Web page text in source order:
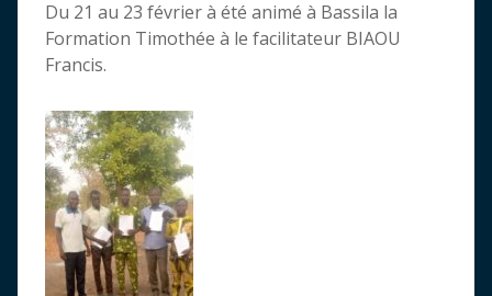
Du 21 au 23 février à été animé à Bassila la
Formation Timothée à le facilitateur BIAOU
Francis.